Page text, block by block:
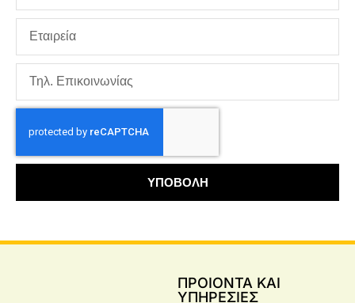
ΥΠΟΒΟΛΗ
ΠΡΟΙΟΝΤΑ ΚΑΙ
ΥΠΗΡΕΣΙΕΣ